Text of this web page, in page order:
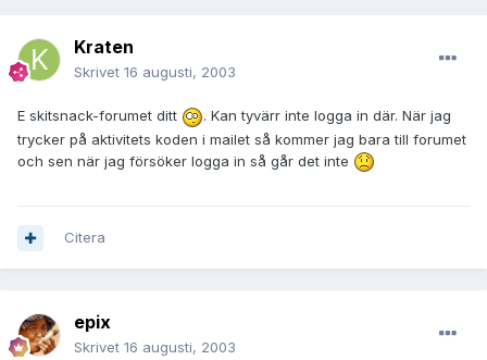
Kraten
Skrivet 16 augusti, 2003
E skitsnack-forumet ditt
. Kan tyvärr inte logga in där. När jag
trycker på aktivitets koden i mailet så kommer jag bara till forumet
och sen när jag försöker logga in så går det inte
Citera
epix
Skrivet 16 augusti, 2003